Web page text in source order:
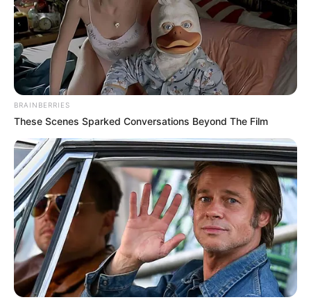
BRAINBERRIES
These Scenes Sparked Conversations Beyond The Film